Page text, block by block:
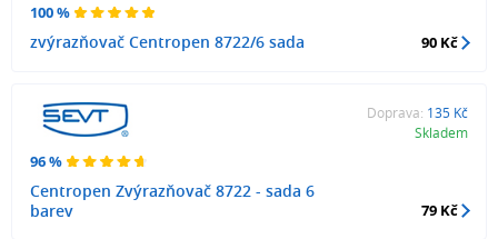
100 %
zvýrazňovač Centropen 8722/6 sada 90 Kč
96 %
Centropen Zvýrazňovač 8722 - sada 6
barev
Doprava: 135 Kč
Skladem
79 Kč